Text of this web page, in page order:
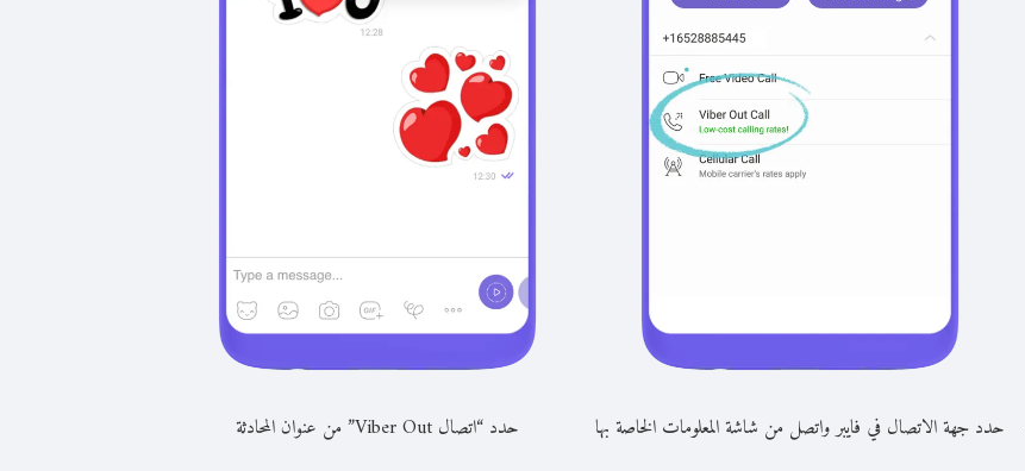
حدد جهة الاتصال في فايبر واتصل من شاشة المعلومات الخاصة بها حدد “اتصال Viber Out” من عنوان المحادثة